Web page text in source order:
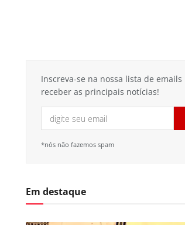
Inscreva-se na nossa lista de emails
receber as principais notícias!
*nós não fazemos spam
Em destaque